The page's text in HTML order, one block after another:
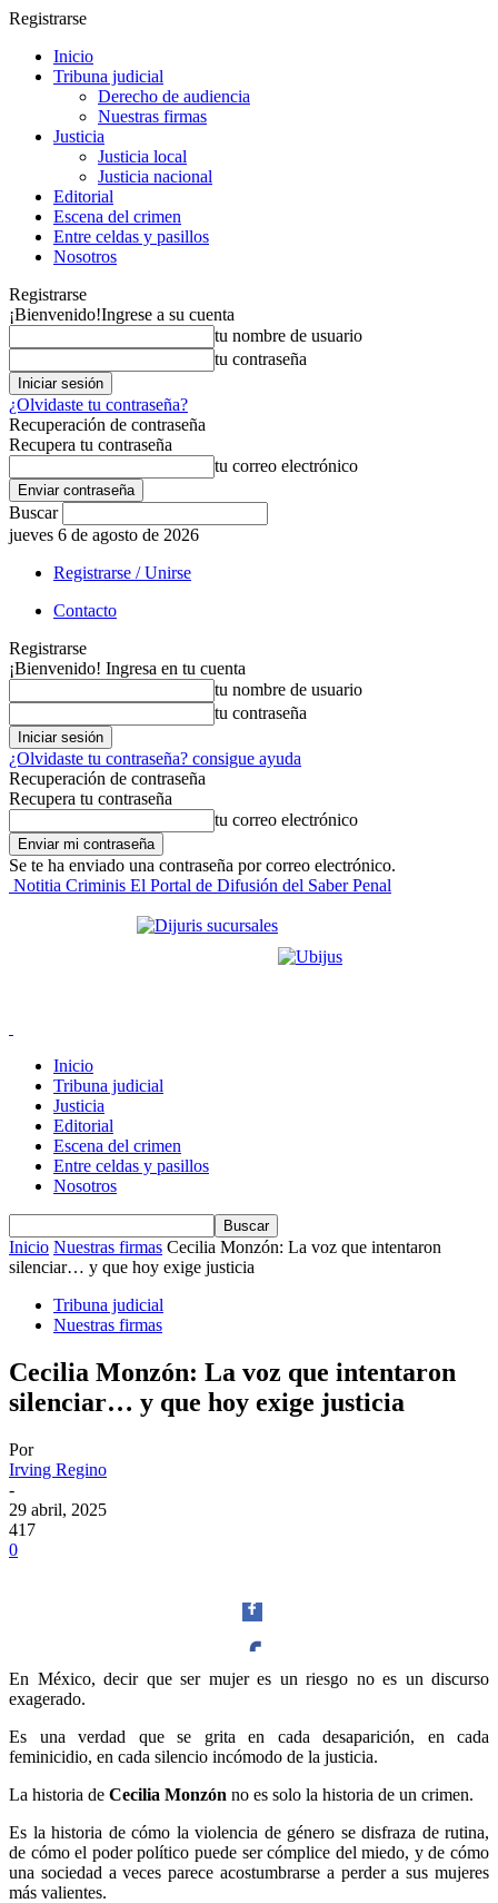
Registrarse
Inicio
Tribuna judicial
Derecho de audiencia
Nuestras firmas
Justicia
Justicia local
Justicia nacional
Editorial
Escena del crimen
Entre celdas y pasillos
Nosotros
Registrarse
¡Bienvenido!Ingrese a su cuenta
tu nombre de usuario
tu contraseña
¿Olvidaste tu contraseña?
Recuperación de contraseña
Recupera tu contraseña
tu correo electrónico
Buscar
jueves 6 de agosto de 2026
Registrarse / Unirse
Contacto
Registrarse
¡Bienvenido! Ingresa en tu cuenta
tu nombre de usuario
tu contraseña
¿Olvidaste tu contraseña? consigue ayuda
Recuperación de contraseña
Recupera tu contraseña
tu correo electrónico
Se te ha enviado una contraseña por correo electrónico.
Notitia Criminis El Portal de Difusión del Saber Penal
Inicio
Tribuna judicial
Justicia
Editorial
Escena del crimen
Entre celdas y pasillos
Nosotros
Inicio Nuestras firmas Cecilia Monzón: La voz que intentaron
silenciar… y que hoy exige justicia
Tribuna judicial
Nuestras firmas
Cecilia Monzón: La voz que intentaron
silenciar… y que hoy exige justicia
Por
Irving Regino
-
29 abril, 2025
417
0
Twitter
En México, decir que ser mujer es un riesgo no es un discurso
exagerado.
Es una verdad que se grita en cada desaparición, en cada
feminicidio, en cada silencio incómodo de la justicia.
La historia de Cecilia Monzón no es solo la historia de un crimen.
Es la historia de cómo la violencia de género se disfraza de rutina,
de cómo el poder político puede ser cómplice del miedo, y de cómo
una sociedad a veces parece acostumbrarse a perder a sus mujeres
más valientes.